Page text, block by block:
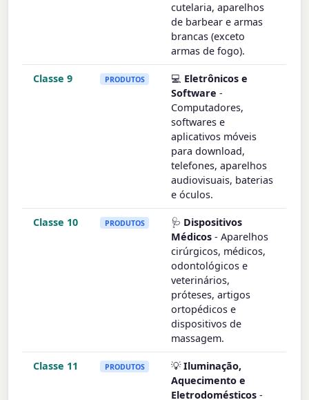
cutelaria, aparelhos
de barbear e armas
brancas (exceto
armas de fogo).
Classe 9 PRODUTOS 💻 Eletrônicos e
Software -
Computadores,
softwares e
aplicativos móveis
para download,
telefones, aparelhos
audiovisuais, baterias
e óculos.
Classe 10 PRODUTOS 🩺 Dispositivos
Médicos - Aparelhos
cirúrgicos, médicos,
odontológicos e
veterinários,
próteses, artigos
ortopédicos e
dispositivos de
massagem.
Classe 11 PRODUTOS 💡Iluminação,
Aquecimento e
Eletrodomésticos -